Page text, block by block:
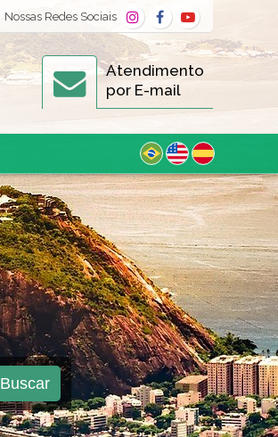
Atendimento
por E-mail
Nossas Redes Sociais
Buscar